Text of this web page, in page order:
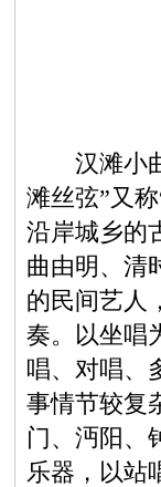
汉滩小曲
滩丝弦”又
沿岸城乡的
曲由明、清
的民间艺人
奏。以坐唱
唱、对唱、
事情节较复
门、沔阳、
乐器，以站